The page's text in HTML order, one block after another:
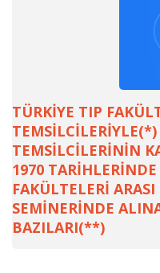
TÜRKİYE TIP
TEMSİLCİLERİNİN
1970
FAKÜLTELERİ
SEMİNERİNDE
BAZILARI(**)